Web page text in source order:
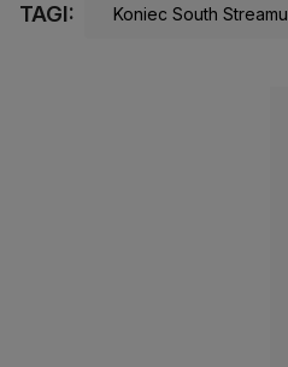
TAGI: Koniec South Streamu